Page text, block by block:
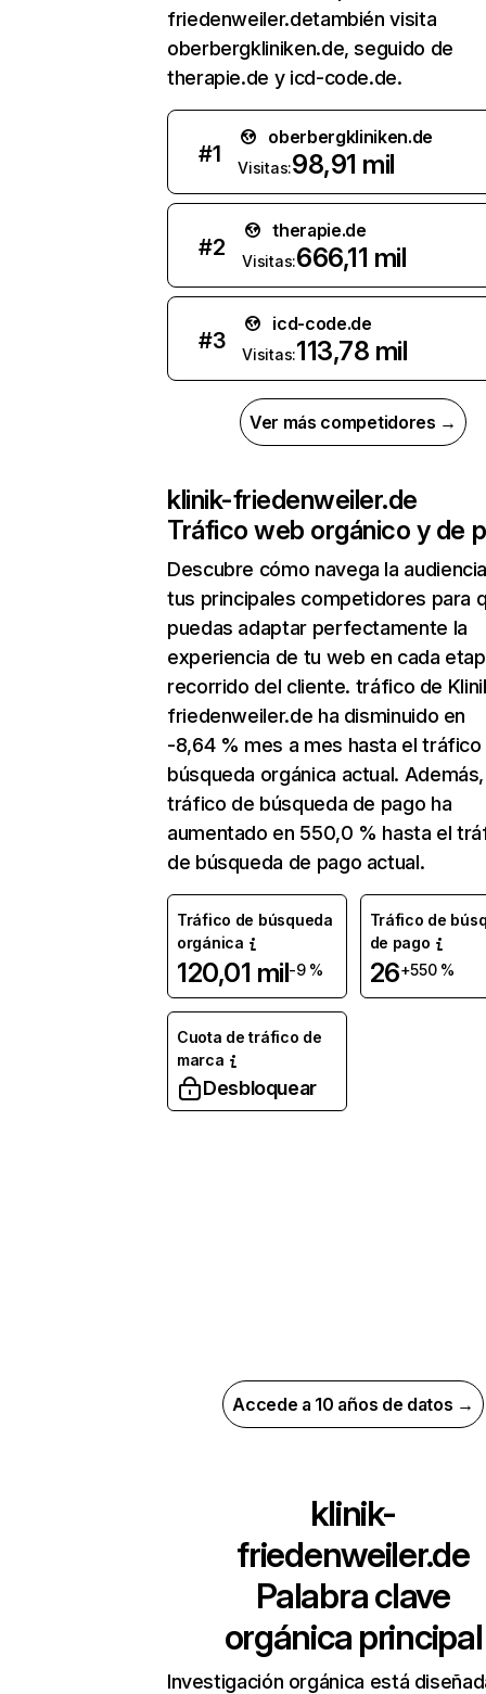
friedenweiler.detambién visita
oberbergkliniken.de, seguido de
therapie.de y icd-code.de.
#1
oberbergkliniken.de
Visitas:98,91 mil
#2
therapie.de
Visitas:666,11 mil
#3
icd-code.de
Visitas:113,78 mil
Ver más competidores →
klinik-friedenweiler.de
Tráfico web orgánico y de
Descubre cómo navega la
tus principales competidores para
puedas adaptar perfectamente la
experiencia de tu web en cada
recorrido del cliente. tráfico de
friedenweiler.de ha disminuido en
-8,64 % mes a mes hasta el tráfico
búsqueda orgánica actual.
tráfico de búsqueda de pago ha
aumentado en 550,0 % hasta el
de búsqueda de pago actual.
Tráfico de búsqueda
orgánica
120,01 mil-9 %
Tráfico de
de pago
26+550 %
Cuota de tráfico de
marca
Desbloquear
Accede a 10 años de datos →
klinik-
friedenweiler.de
Palabra clave
orgánica principal
Investigación orgánica está